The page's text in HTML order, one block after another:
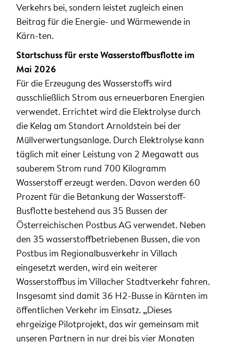
Verkehrs bei, sondern leistet zugleich einen
Beitrag für die Energie- und Wärmewende in
Kärn-ten.
Startschuss für erste Wasserstoffbusflotte im
Mai 2026
Für die Erzeugung des Wasserstoffs wird
ausschließlich Strom aus erneuerbaren Energien
verwendet. Errichtet wird die Elektrolyse durch
die Kelag am Standort Arnoldstein bei der
Müllverwertungsanlage. Durch Elektrolyse kann
täglich mit einer Leistung von 2 Megawatt aus
sauberem Strom rund 700 Kilogramm
Wasserstoff erzeugt werden. Davon werden 60
Prozent für die Betankung der Wasserstoff-
Busflotte bestehend aus 35 Bussen der
Österreichischen Postbus AG verwendet. Neben
den 35 wasserstoffbetriebenen Bussen, die von
Postbus im Regionalbusverkehr in Villach
eingesetzt werden, wird ein weiterer
Wasserstoffbus im Villacher Stadtverkehr fahren.
Insgesamt sind damit 36 H2-Busse in Kärnten im
öffentlichen Verkehr im Einsatz.„Dieses
ehrgeizige Pilotprojekt, das wir gemeinsam mit
unseren Partnern in nur drei bis vier Monaten